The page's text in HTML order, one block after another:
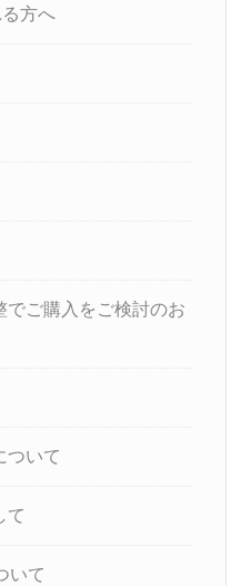
方へ
でご購入をご検討のお
ついて
て
いて